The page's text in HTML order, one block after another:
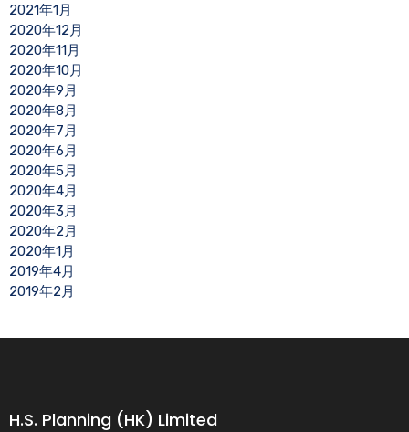
2021年1月
2020年12月
2020年11月
2020年10月
2020年9月
2020年8月
2020年7月
2020年6月
2020年5月
2020年4月
2020年3月
2020年2月
2020年1月
2019年4月
2019年2月
H.S. Planning (HK) Limited